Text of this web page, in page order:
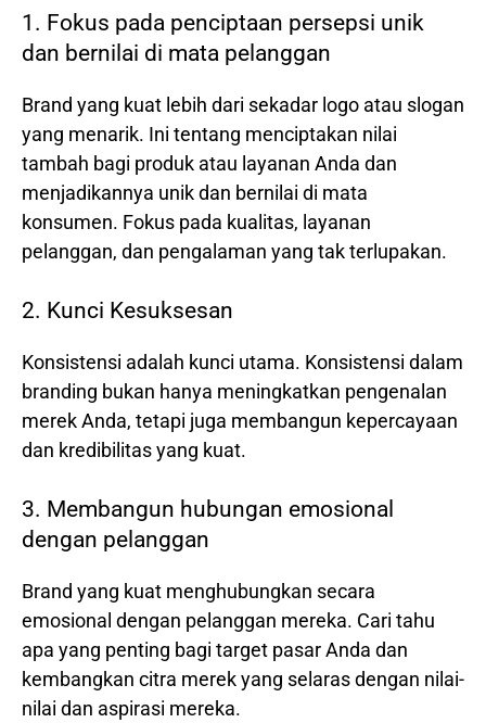
1. Fokus pada penciptaan persepsi unik
dan bernilai di mata pelanggan
Brand yang kuat lebih dari sekadar logo atau slogan
yang menarik. Ini tentang menciptakan nilai
tambah bagi produk atau layanan Anda dan
menjadikannya unik dan bernilai di mata
konsumen. Fokus pada kualitas, layanan
pelanggan, dan pengalaman yang tak terlupakan.
2. Kunci Kesuksesan
Konsistensi adalah kunci utama. Konsistensi dalam
branding bukan hanya meningkatkan pengenalan
merek Anda, tetapi juga membangun kepercayaan
dan kredibilitas yang kuat.
3. Membangun hubungan emosional
dengan pelanggan
Brand yang kuat menghubungkan secara
emosional dengan pelanggan mereka. Cari tahu
apa yang penting bagi target pasar Anda dan
kembangkan citra merek yang selaras dengan nilai-
nilai dan aspirasi mereka.